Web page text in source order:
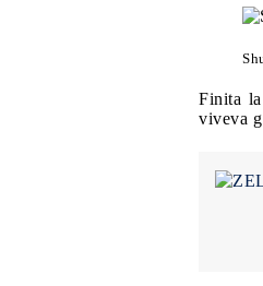
Finita
viveva